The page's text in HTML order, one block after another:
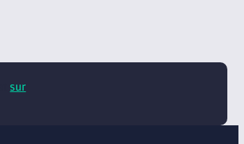
etsur